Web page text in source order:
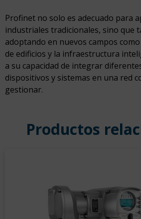
Profinet no solo es adecuado para
industriales tradicionales, sino que
adoptando en nuevos campos
de edificios y la infraestructura
a su capacidad de integrar
dispositivos y sistemas en una red
gestionar.
Productos